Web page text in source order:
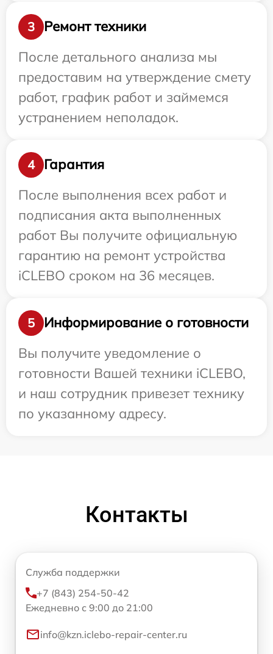
3
Ремонт техники
После детального анализа мы
предоставим на утверждение смету
работ, график работ и займемся
устранением неполадок.
4
Гарантия
После выполнения всех работ и
подписания акта выполненных
работ Вы получите официальную
гарантию на ремонт устройства
iCLEBO сроком на 36 месяцев.
5
Информирование о готовности
Вы получите уведомление о
готовности Вашей техники iCLEBO,
и наш сотрудник привезет технику
по указанному адресу.
Контакты
Служба поддержки
+7 (843) 254-50-42
Ежедневно с 9:00 до 21:00
info@kzn.iclebo-repair-center.ru